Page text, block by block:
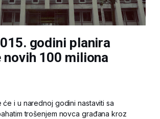
godini planira
novih 100 miliona
će i u narednoj godini nastaviti sa
trošenjem novca građana kroz